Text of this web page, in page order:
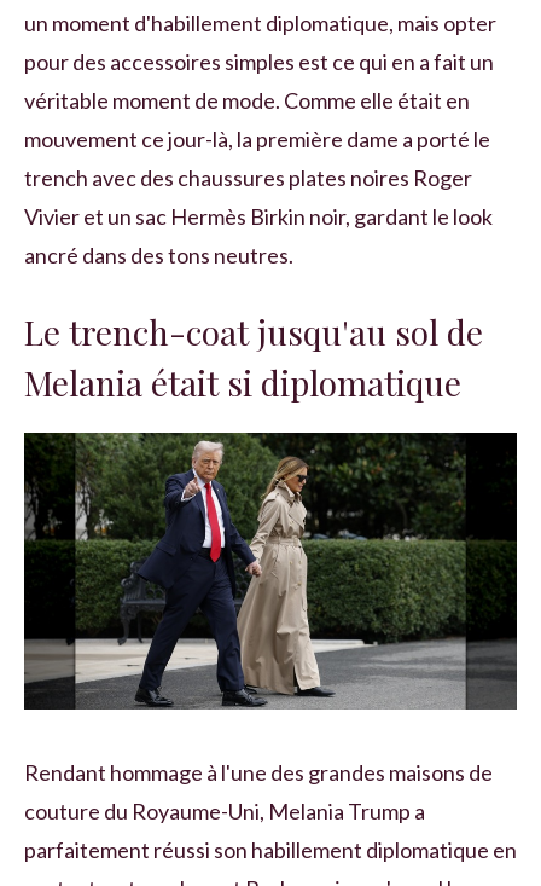
un moment d'habillement diplomatique, mais opter
pour des accessoires simples est ce qui en a fait un
véritable moment de mode. Comme elle était en
mouvement ce jour-là, la première dame a porté le
trench avec des chaussures plates noires Roger
Vivier et un sac Hermès Birkin noir, gardant le look
ancré dans des tons neutres.
Le trench-coat jusqu'au sol de
Melania était si diplomatique
Rendant hommage à l'une des grandes maisons de
couture du Royaume-Uni, Melania Trump a
parfaitement réussi son habillement diplomatique en